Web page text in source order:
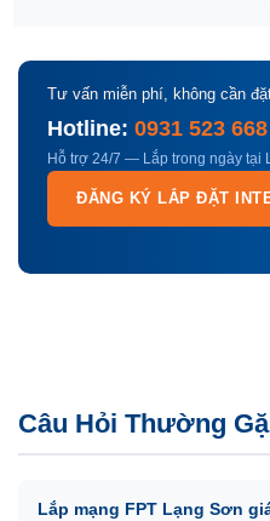
Tư vấn miễn phí, không cần
Hotline: 0931 523 668
Hỗ trợ 24/7 — Lắp trong ngày tại
ĐĂNG KÝ LẮP ĐẶT
Câu Hỏi Thường
Lắp mạng FPT Lạng Sơn